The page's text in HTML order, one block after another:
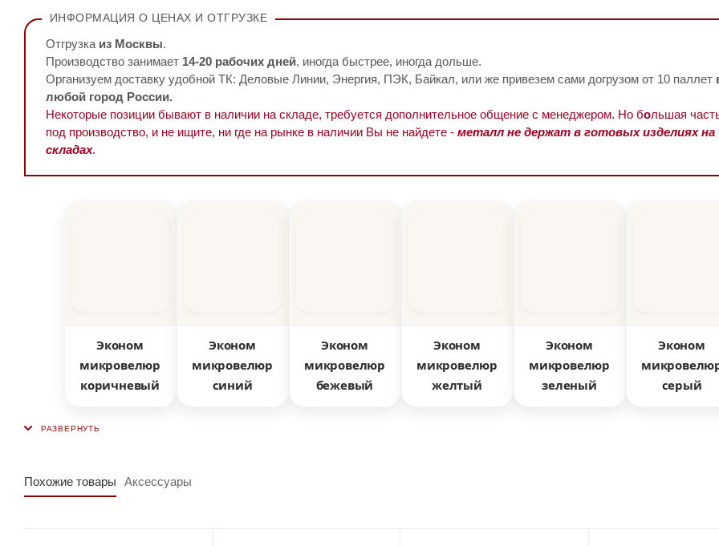
ИНФОРМАЦИЯ О ЦЕНАХ И ОТГРУЗКЕ
Отгрузка из Москвы.
Производство занимает 14-20 рабочих дней, иногда быстрее, иногда дольше.
Организуем доставку удобной ТК: Деловые Линии, Энергия, ПЭК, Байкал, или же привезем сами догрузом от 10 паллет
любой город России.
Некоторые позиции бывают в наличии на складе, требуется дополнительное общение с менеджером. Но большая
под производство, и не ищите, ни где на рынке в наличии Вы не найдете - металл не держат в готовых изделиях на
складах.
Эконом
микровелюр
коричневый
Эконом
микровелюр
синий
Эконом
микровелюр
бежевый
Эконом
микровелюр
желтый
Эконом
микровелюр
зеленый
Эконом
серый
Похожие товары Аксессуары